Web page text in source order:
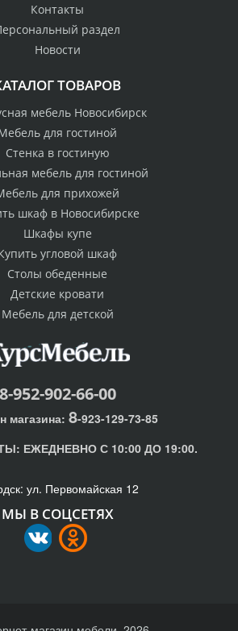
Контакты
раздел
Новости
ТОВАРОВ
мебель Новосибирск
для гостиной
Стенка в гостиную
мебель для гостиной
для прихожей
шкаф в Новосибирске
Шкафы купе
угловой шкаф
Столы обеденные
Детские кровати
Мебель для детской
8-952-902-66-00
магазина: 8-923-129-73-85
ЕЖЕДНЕВНО С 10:00 ДО 19:00.
ул. Первомайская 12
МЫ В СОЦСЕТЯХ